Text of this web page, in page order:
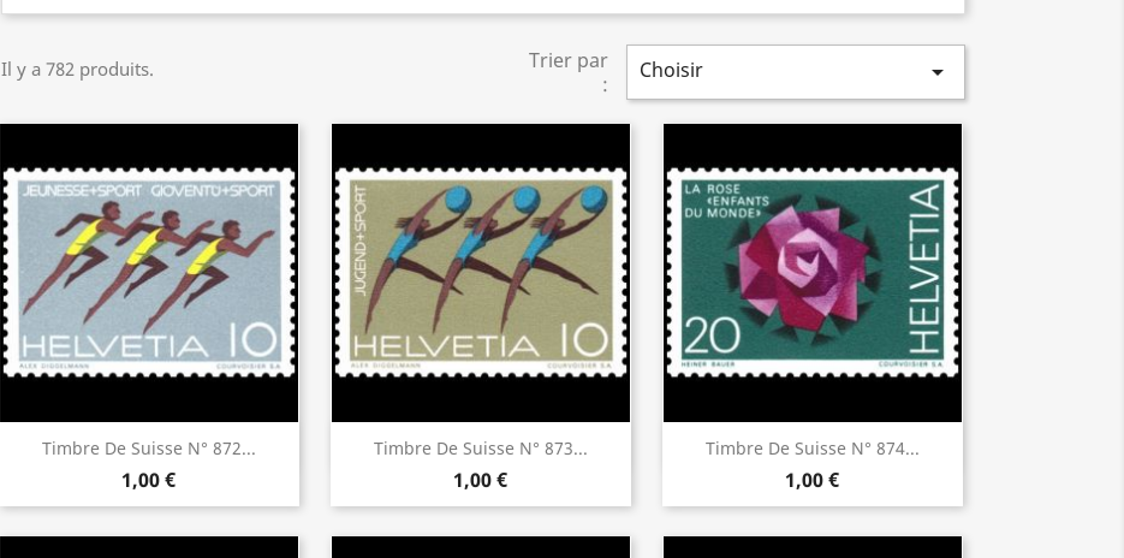
Il y a 782 produits.
Trier par
:
Choisir 
Timbre De Suisse N° 872...
1,00 €
Aperçu rapide Timbre De Suisse N° 873...
1,00 €
Aperçu rapide Timbre De Suisse N° 874...
1,00 €
Aperçu rapide